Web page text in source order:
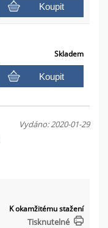
Koupit
Skladem
Koupit
Vydáno: 2020-01-29
K okamžitému stažení
Tisknutelné